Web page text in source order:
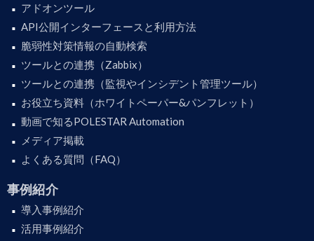
アドオンツール
API公開インターフェースと利用方法
脆弱性対策情報の自動検索
ツールとの連携（Zabbix）
ツールとの連携（監視やインシデント管理ツール）
お役立ち資料（ホワイトペーパー&パンフレット）
動画で知るPOLESTAR Automation
メディア掲載
よくある質問（FAQ）
事例紹介
導入事例紹介
活用事例紹介